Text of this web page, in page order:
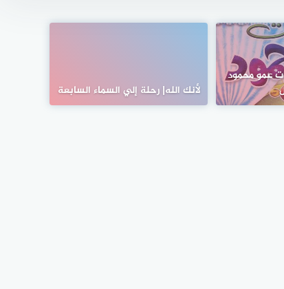
عمو محمود
لأنك الله| رحلة إلي السماء السابعة